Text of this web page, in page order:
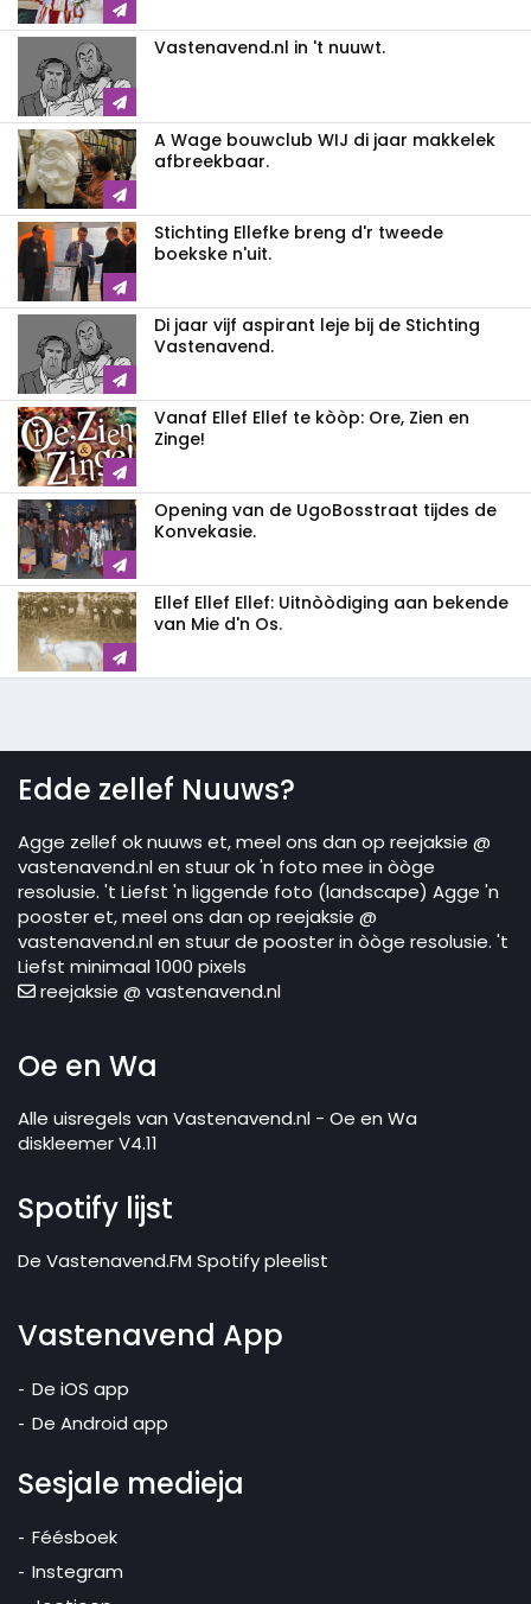
Vastenavend.nl in 't nuuwt.
A Wage bouwclub WIJ di jaar makkelek
afbreekbaar.
Stichting Ellefke breng d'r tweede
boekske n'uit.
Di jaar vijf aspirant leje bij de Stichting
Vastenavend.
Vanaf Ellef Ellef te kòòp: Ore, Zien en
Zinge!
Opening van de UgoBosstraat tijdes de
Konvekasie.
Ellef Ellef Ellef: Uitnòòdiging aan bekende
van Mie d'n Os.
Edde zellef Nuuws?
Agge zellef ok nuuws et, meel ons dan op reejaksie @
vastenavend.nl en stuur ok 'n foto mee in òòge
resolusie. 't Liefst 'n liggende foto (landscape) Agge 'n
pooster et, meel ons dan op reejaksie @
vastenavend.nl en stuur de pooster in òòge resolusie. 't
Liefst minimaal 1000 pixels
reejaksie @ vastenavend.nl
Oe en Wa
Alle uisregels van Vastenavend.nl - Oe en Wa
diskleemer V4.11
Spotify lijst
De Vastenavend.FM Spotify pleelist
Vastenavend App
De iOS app
De Android app
Sesjale medieja
Féésboek
Instegram